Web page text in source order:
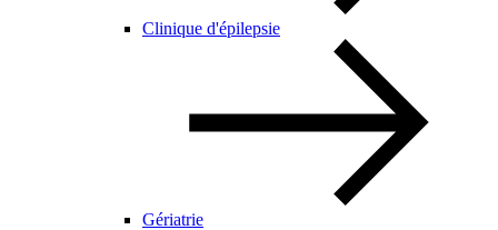
Clinique d'épilepsie
Gériatrie